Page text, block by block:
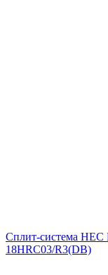
Сплит-система
18HRC03/R3(DB)